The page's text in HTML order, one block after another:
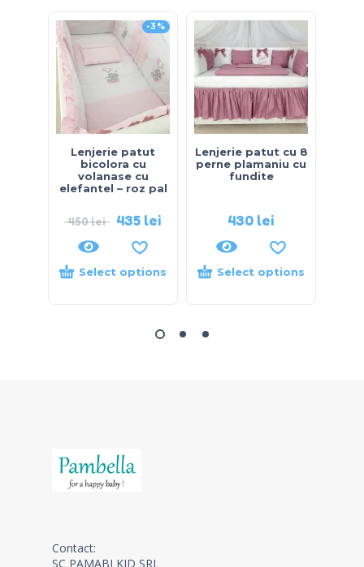
-3%
Lenjerie patut
bicolora cu
volanase cu
elefantel – roz pal
450lei 435 lei
Select options
Lenjerie patut cu 8
perne plamaniu cu
fundite
430 lei
Select options
Contact:
SC PAMABI KID SRL